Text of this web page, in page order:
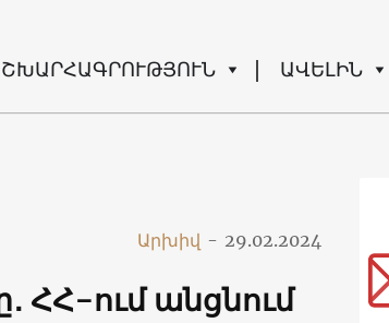
ԱՎԵԼԻՆ
Արխիվ - 29.02.2024
ՀՀ-ում անցնում